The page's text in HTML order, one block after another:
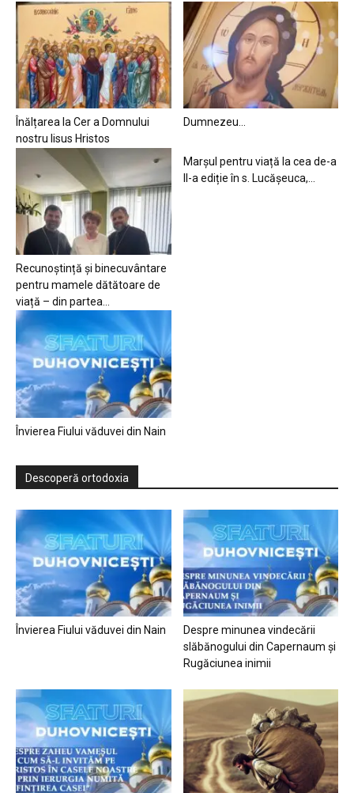
Înălțarea la Cer a Domnului
nostru Iisus Hristos
Dumnezeu…
Recunoștință și binecuvântare
pentru mamele dătătoare de
viață – din partea...
Marșul pentru viață la cea de-a
II-a ediție în s. Lucășeuca,...
Învierea Fiului văduvei din Nain
Descoperă ortodoxia
Învierea Fiului văduvei din Nain
Despre minunea vindecării
slăbănogului din Capernaum și
Rugăciunea inimii